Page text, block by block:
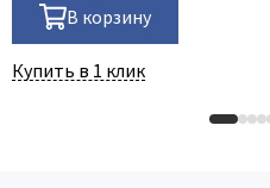
В корзину
Купить в 1 клик